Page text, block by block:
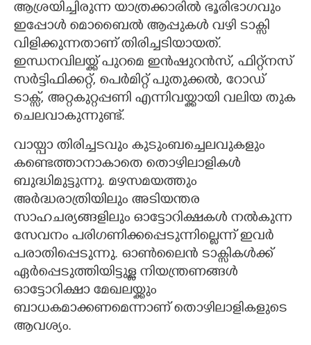
ZOOM
CONTACT US
ആശ്രയിച്ചിരുന്ന യാത്രക്കാരിൽ ഭൂരിഭാഗവും
ഇപ്പോൾ മൊബൈൽ ആപ്പുകൾ വഴി ടാക്സി
വിളിക്കുന്നതാണ് തിരിച്ചടിയായത്.
ഇന്ധനവിലയ്ക്ക് പുറമെ ഇൻഷുറൻസ്, ഫിറ്റ്നസ്
സർട്ടിഫിക്കറ്റ്, പെർമിറ്റ് പുതുക്കൽ, റോഡ്
ടാക്സ്, അറ്റകുറ്റപ്പണി എന്നിവയ്ക്കായി വലിയ തുക
ചെലവാകുന്നുണ്ട്.
വായ്പാ തിരിച്ചടവും കുടുംബച്ചെലവുകളും
കണ്ടെത്താനാകാതെ തൊഴിലാളികൾ
ബുദ്ധിമുട്ടുന്നു. മഴസമയത്തും
അർദ്ധരാത്രിയിലും അടിയന്തര
സാഹചര്യങ്ങളിലും ഓട്ടോറിക്ഷകൾ നൽകുന്ന
സേവനം പരിഗണിക്കപ്പെടുന്നില്ലെന്ന് ഇവർ
പരാതിപ്പെടുന്നു. ഓൺലൈൻ ടാക്സികൾക്ക്
ഏർപ്പെടുത്തിയിട്ടുള്ള നിയന്ത്രണങ്ങൾ
ഓട്ടോറിക്ഷാ മേഖലയ്ക്കും
ബാധകമാക്കണമെന്നാണ് തൊഴിലാളികളുടെ
ആവശ്യം.